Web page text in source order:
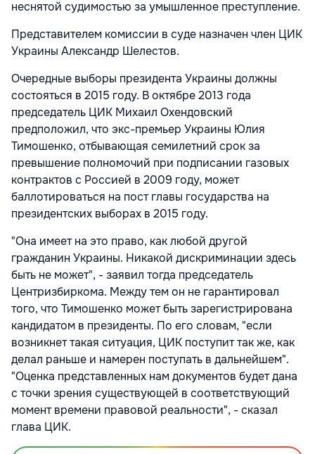
неснятой судимостью за умышленное преступление.
Представителем комиссии в суде назначен член ЦИК
Украины Александр Шелестов.
Очередные выборы президента Украины должны
состояться в 2015 году. В октябре 2013 года
председатель ЦИК Михаил Охендовский
предположил, что экс-премьер Украины Юлия
Тимошенко, отбывающая семилетний срок за
превышение полномочий при подписании газовых
контрактов с Россией в 2009 году, может
баллотироваться на пост главы государства на
президентских выборах в 2015 году.
"Она имеет на это право, как любой другой
гражданин Украины. Никакой дискриминации здесь
быть не может", - заявил тогда председатель
Центризбиркома. Между тем он не гарантировал
того, что Тимошенко может быть зарегистрирована
кандидатом в президенты. По его словам, "если
возникнет такая ситуация, ЦИК поступит так же, как
делал раньше и намерен поступать в дальнейшем".
"Оценка представленных нам документов будет дана
с точки зрения существующей в соответствующий
момент времени правовой реальности", - сказал
глава ЦИК.